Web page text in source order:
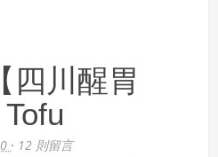
四川醒胃
· 12 則留言